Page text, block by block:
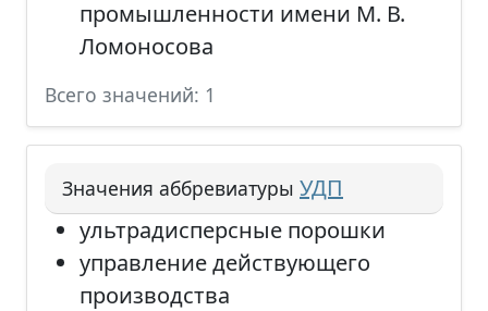
промышленности имени М. В.
Ломоносова
Всего значений: 1
Значения аббревиатуры УДП
ультрадисперсные порошки
управление действующего
производства